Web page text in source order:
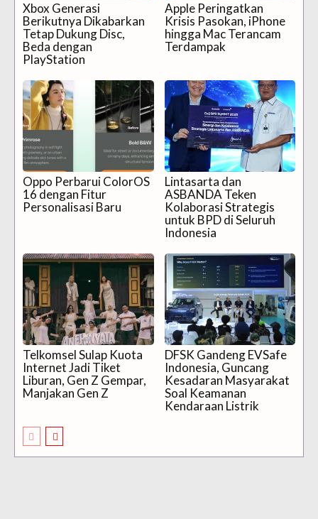
Xbox Generasi
Berikutnya Dikabarkan
Tetap Dukung Disc,
Beda dengan
PlayStation
Apple Peringatkan
Krisis Pasokan, iPhone
hingga Mac Terancam
Terdampak
Oppo Perbarui ColorOS
16 dengan Fitur
Personalisasi Baru
Lintasarta dan
ASBANDA Teken
Kolaborasi Strategis
untuk BPD di Seluruh
Indonesia
Telkomsel Sulap Kuota
Internet Jadi Tiket
Liburan, Gen Z Gempar,
Manjakan Gen Z
DFSK Gandeng EVSafe
Indonesia, Guncang
Kesadaran Masyarakat
Soal Keamanan
Kendaraan Listrik